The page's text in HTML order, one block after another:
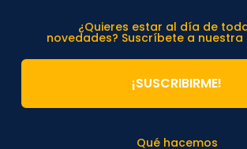
Qué hacemos
¿Quieres estar al día de
novedades? Suscríbete a
¡SUSCRIBIRME!